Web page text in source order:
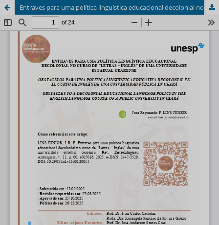
Entraves para uma política linguística educacional decolonial no curso de “Letras – Inglês” de uma universidade estadual cearense